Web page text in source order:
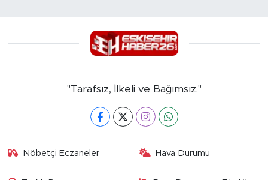
"Tarafsız, İlkeli ve Bağımsız."
Nöbetçi Eczaneler Hava Durumu